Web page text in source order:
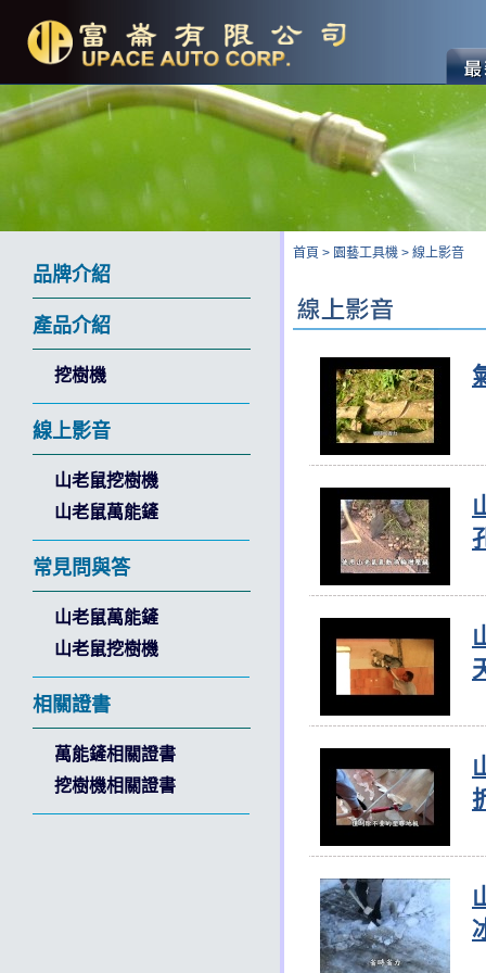
品牌介紹
產品介紹
挖樹機
線上影音
山老鼠挖樹機
山老鼠萬能鏟
常見問與答
山老鼠萬能鏟
山老鼠挖樹機
相關證書
萬能鏟相關證書
挖樹機相關證書
首頁 > 園藝工具機 > 線上影音